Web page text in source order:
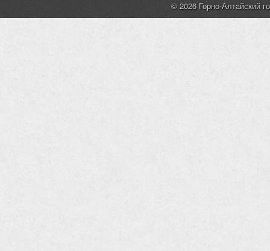
© 2026 Горно-Алтайский